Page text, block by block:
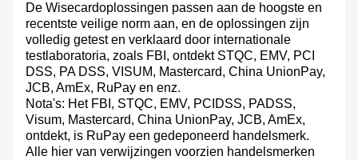
De Wisecardoplossingen passen aan de hoogste en
recentste veilige norm aan, en de oplossingen zijn
volledig getest en verklaard door internationale
testlaboratoria, zoals FBI, ontdekt STQC, EMV, PCI
DSS, PA DSS, VISUM, Mastercard, China UnionPay,
JCB, AmEx, RuPay en enz.
Nota's: Het FBI, STQC, EMV, PCIDSS, PADSS,
Visum, Mastercard, China UnionPay, JCB, AmEx,
ontdekt, is RuPay een gedeponeerd handelsmerk.
Alle hier van verwijzingen voorzien handelsmerken